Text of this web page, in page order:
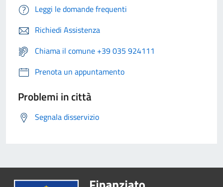
Leggi le domande frequenti
Richiedi Assistenza
Chiama il comune +39 035 924111
Prenota un appuntamento
Problemi in città
Segnala disservizio